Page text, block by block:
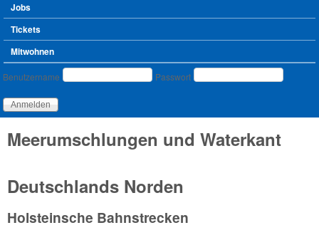
Jobs
Tickets
Mitwohnen
Benutzeranmeldung
Benutzername Passwort
Meerumschlungen und Waterkant
Deutschlands Norden
Holsteinsche Bahnstrecken